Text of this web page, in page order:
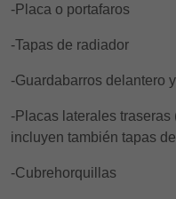
-Placa o portafaros
-Tapas de radiador
-Guardabarros delantero
-Placas laterales
incluyen también tapas
-Cubrehorquillas